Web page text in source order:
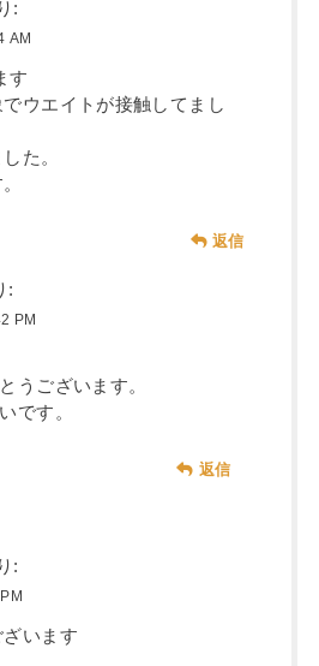
:
AM
す
ウエイトが接触してまし
た。
返信
:
PM
うございます。
です。
返信
:
います